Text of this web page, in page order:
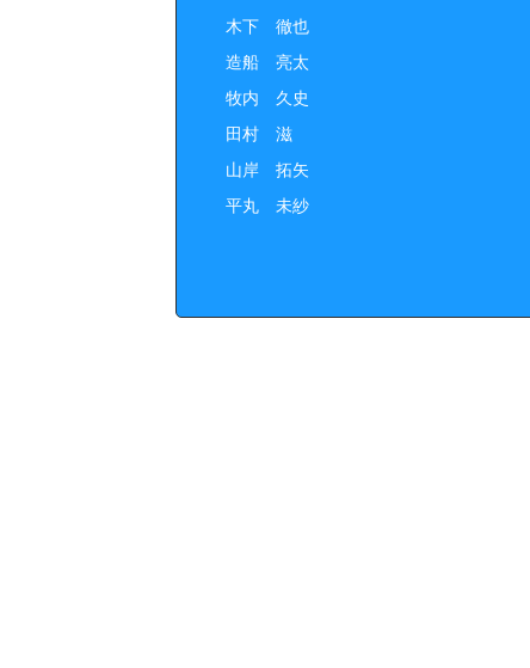
木下 徹也
造船 亮太
牧内 久史
田村 滋
山岸 拓矢
平丸 未紗